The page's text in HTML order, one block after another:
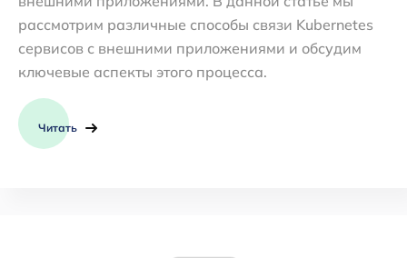
рассмотрим различные способы связи Kubernetes
сервисов с внешними приложениями и обсудим
ключевые аспекты этого процесса.
Читать